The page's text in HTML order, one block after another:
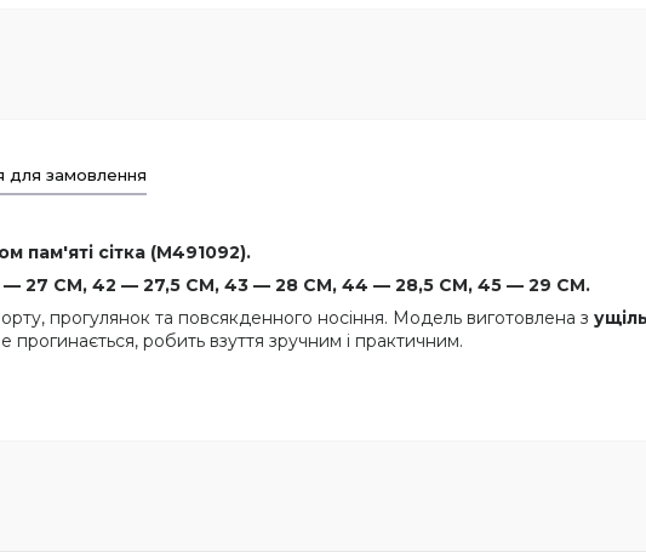
для замовлення
пам'яті сітка (M491092).
— 27 СМ, 42 — 27,5 СМ, 43 — 28 СМ, 44 — 28,5 СМ, 45 — 29 СМ.
прогулянок та повсякденного носіння. Модель виготовлена з
прогинається, робить взуття зручним і практичним.